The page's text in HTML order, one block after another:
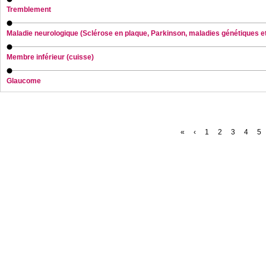
Tremblement
Maladie neurologique (Sclérose en plaque, Parkinson, maladies génétiques
Membre inférieur (cuisse)
Glaucome
« ‹ 1 2 3 4 5